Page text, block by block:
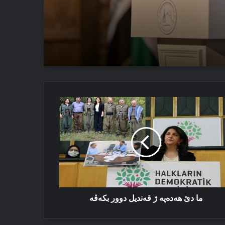
ئەڤ تاوان دوبارە نەبن
ما دێ هەدەپە ژ قەندیل دوور بکەڤە